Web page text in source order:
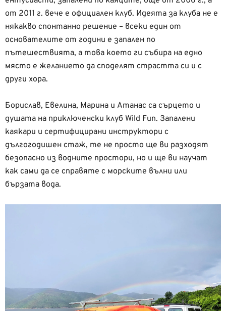
от 2011 г. вече е официален клуб. Идеята за клуба не е
някакво спонтанно решение – всеки един от
основателите от години е запален по
пътешествията, а това което ги събира на едно
място е желанието да споделят страстта си и с
други хора.
Борислав, Евелина, Марина и Атанас са сърцето и
душата на приключенски клуб Wild Fun. Запалени
каякари и сертифицирани инструктори с
дългогодишен стаж, те не просто ще ви разходят
безопасно из водните простори, но и ще ви научат
как сами да се справяте с морските вълни или
бързата вода.